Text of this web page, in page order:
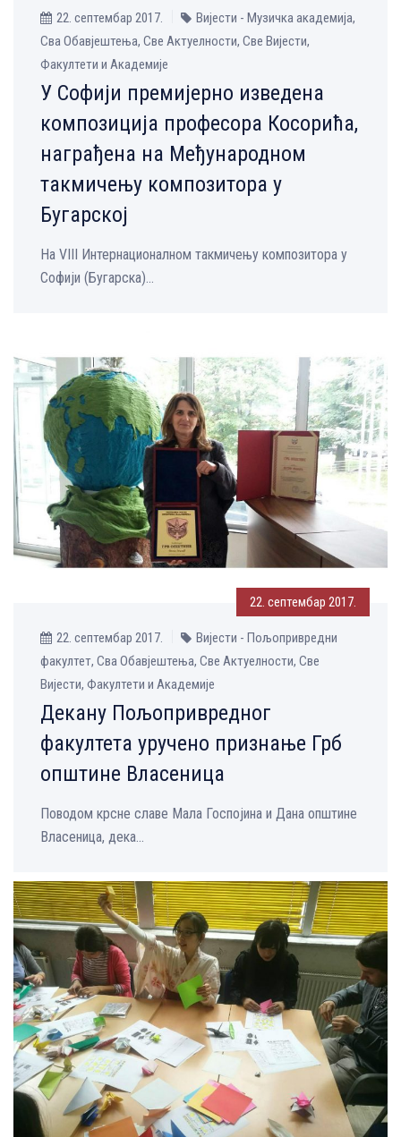
22. септембар 2017.
Вијести - Музичка aкадемија,
Сва Обавјештења, Све Aктуелности, Све Вијести,
Факултети и Академије
У Софији премијерно изведена
композиција професора Косорића,
награђена на Међународном
такмичењу композитора у
Бугарској
На VIII Интернационалном такмичењу композитора у
Софији (Бугарска)...
22. септембар 2017.
22. септембар 2017.
Вијести - Пољопривредни
факултет, Сва Обавјештења, Све Aктуелности, Све
Вијести, Факултети и Академије
Декану Пољопривредног
факултета уручено признање Грб
општине Власеница
Поводом крсне славе Мала Госпојина и Дана општине
Власеница, дека...